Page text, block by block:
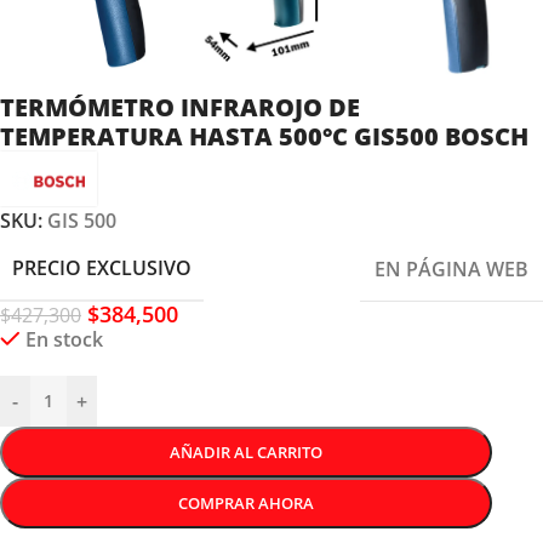
TERMÓMETRO INFRAROJO DE
TEMPERATURA HASTA 500°C GIS500 BOSCH
SKU: GIS 500
PRECIO EXCLUSIVO
EN PÁGINA WEB
$427,300 $384,500
En stock
- +
AÑADIR AL CARRITO
COMPRAR AHORA